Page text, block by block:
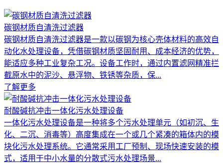
碳钢材质自清洗过滤器
碳钢材质自清洗过滤器是一款以碳钢为核心壳体材料的高效自
动化水处理设备，凭借碳钢材质坚固耐用、成本经济的优势，
能适应多种工业复杂工况。设备工作时，通过内置滤网精准拦
截原水中的泥沙、悬浮物、铁锈等杂质，保...
了解更多
耐酸碱抗冲击一体化污水处理设备
一体化污水处理设备是一种将多个污水处理单元（如初沉、生
化、二沉、消毒等）高度集成在一个或几个紧凑的箱体内的模
块化污水处理系统。它通常采用工厂预制、现场快速安装的模
式，适用于中小水量的分散式污水处理场景...